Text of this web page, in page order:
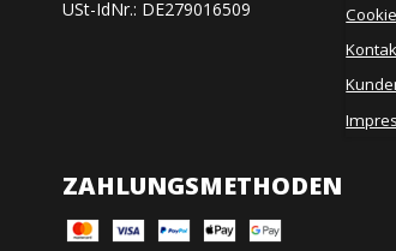
USt-IdNr.: DE279016509
ZAHLUNGSMETHODEN